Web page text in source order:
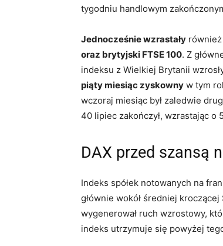
tygodniu handlowym
Jednocześnie wzrastały również
oraz brytyjski FTSE 100. Z
indeksu z Wielkiej Brytanii
piąty miesiąc zyskowny w tym
wczoraj miesiąc był zaledwie
40 lipiec zakończył, wzrastając o
DAX przed szansą
Indeks spółek notowanych na
głównie wokół średniej
wygenerował ruch wzrostowy,
indeks utrzymuje się powyżej